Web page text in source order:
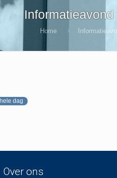
Home
hele dag
Over ons